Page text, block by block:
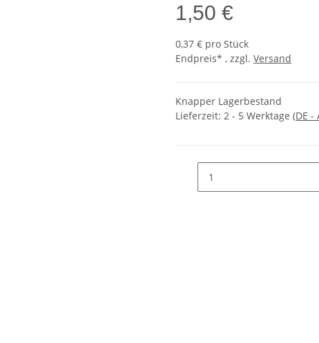
1,50 €
0,37 € pro Stück
Endpreis* , zzgl. Versand
Knapper Lagerbestand
Lieferzeit: 2 - 5 Werktage (DE